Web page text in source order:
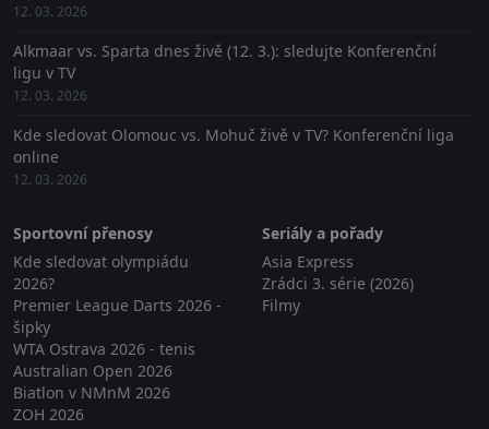
12. 03. 2026
Alkmaar vs. Sparta dnes živě (12. 3.): sledujte Konferenční
ligu v TV
12. 03. 2026
Kde sledovat Olomouc vs. Mohuč živě v TV? Konferenční liga
online
12. 03. 2026
Sportovní přenosy
Kde sledovat olympiádu
2026?
Premier League Darts 2026 -
šipky
WTA Ostrava 2026 - tenis
Australian Open 2026
Biatlon v NMnM 2026
ZOH 2026
Seriály a pořady
Asia Express
Zrádci 3. série (2026)
Filmy